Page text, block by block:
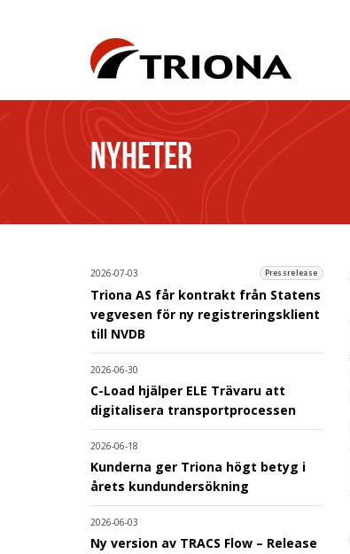
NYHETER
2026-07-03 Pressrelease
Triona AS får kontrakt från Statens
vegvesen för ny registreringsklient
till NVDB
2026-06-30
C-Load hjälper ELE Trävaru att
digitalisera transportprocessen
2026-06-18
Kunderna ger Triona högt betyg i
årets kundundersökning
2026-06-03
Ny version av TRACS Flow – Release